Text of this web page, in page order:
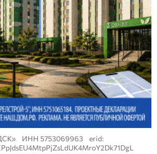
ИНН 5753069963 erid: